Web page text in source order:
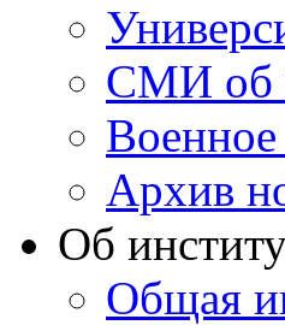
СМИ об
Военное
Архив
Об
Общая